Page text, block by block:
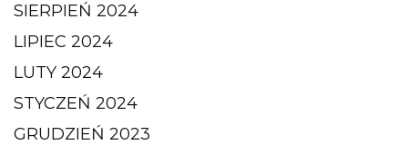
SIERPIEŃ 2024
LIPIEC 2024
LUTY 2024
STYCZEŃ 2024
GRUDZIEŃ 2023